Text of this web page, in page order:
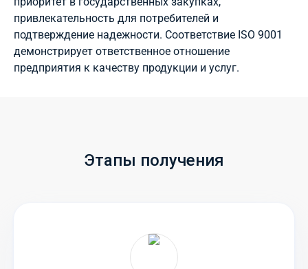
привлекательность для потребителей и
подтверждение надежности. Соответствие ISO 9001
демонстрирует ответственное отношение
предприятия к качеству продукции и услуг.
Этапы получения